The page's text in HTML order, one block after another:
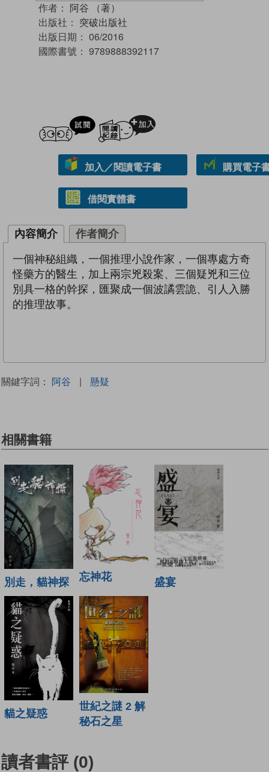
作者： 阿谷 （著）
出版社： 突破出版社
出版日期： 06/2016
國際書號： 9789888392117
試閲
加入／閱讀電子書 購買電子
借閱實體書
內容簡介 作者簡介
一個神秘組織，一個推理小說作家，一個專處方奇
怪藥方的醫生，加上兩宗兇殺案、三個疑兇和三位
別具一格的幹探，匯聚成一個波譎雲詭、引人入勝
的推理故事。
關鍵字詞： 阿谷 | 懸疑
相關書籍
別走，貓神探 忘神花 盛宴
貓之疑惑
世紀之謎 2 解
秘石之星
讀者書評 (0)